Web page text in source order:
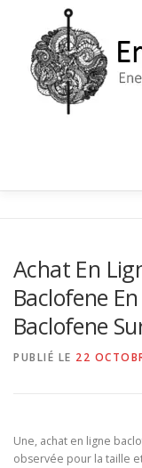
contenu
Achat En
Baclofene
Baclofene
PUBLIÉ LE 22
Une, achat en ligne
observée pour la taille